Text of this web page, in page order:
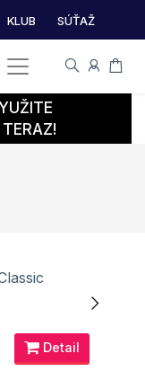
KLUB SÚŤAŽ
Detail